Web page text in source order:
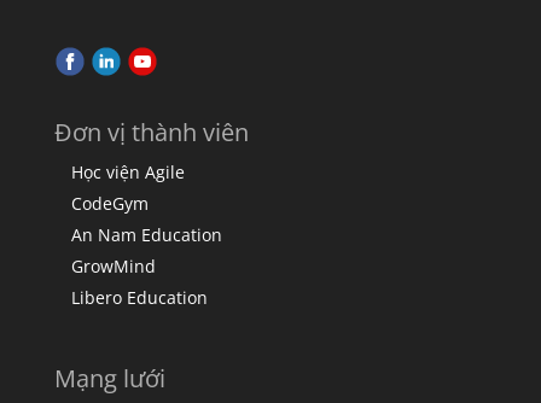
Đơn vị thành viên
Học viện Agile
CodeGym
An Nam Education
GrowMind
Libero Education
Mạng lưới